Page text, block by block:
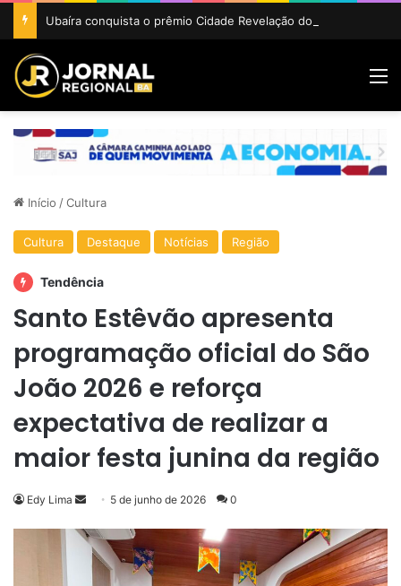
Início /Cultura
Cultura Destaque Notícias Região
Tendência
Santo Estêvão apresenta
programação oficial do São
João 2026 e reforça
expectativa de realizar a
maior festa junina da região
Edy Lima
Mande
e-
mail
5 de junho de 2026 0